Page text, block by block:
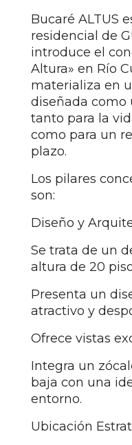
Bucaré ALTUS
residencial de
introduce el
Altura» en Río
materializa en
diseñada como
tanto para la
como para un
plazo.
Los pilares
son:
Diseño y
Se trata de un
altura de 20
Presenta un
atractivo y
Ofrece vistas
Integra un
baja con una
entorno.
Ubicación